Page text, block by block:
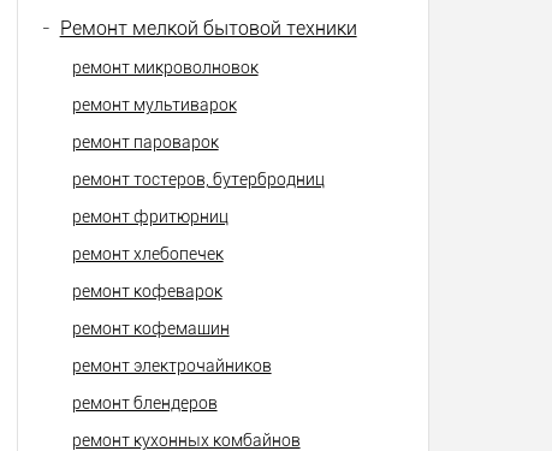
- Ремонт мелкой бытовой техники
ремонт микроволновок
ремонт мультиварок
ремонт пароварок
ремонт тостеров, бутербродниц
ремонт фритюрниц
ремонт хлебопечек
ремонт кофеварок
ремонт кофемашин
ремонт электрочайников
ремонт блендеров
ремонт кухонных комбайнов